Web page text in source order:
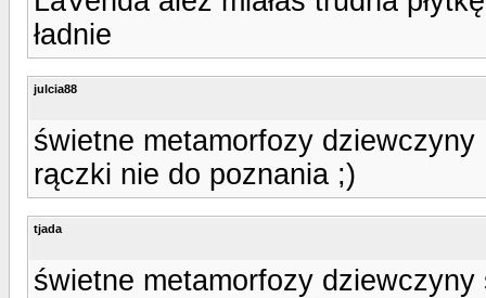
ładnie
julcia88
świetne metamorfozy dziewczyny
rączki nie do poznania ;)
tjada
świetne metamorfozy dziewczyny